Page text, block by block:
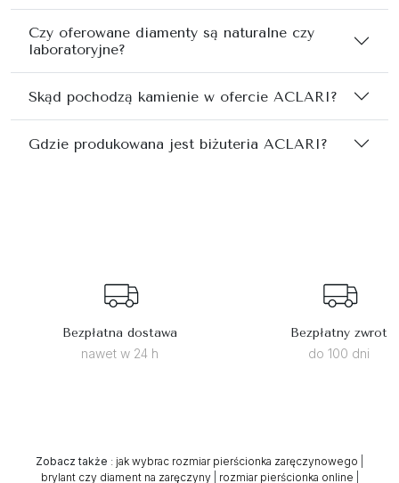
Czy oferowane diamenty są naturalne czy
laboratoryjne?
Skąd pochodzą kamienie w ofercie ACLARI?
Gdzie produkowana jest biżuteria ACLARI?
Bezpłatna dostawa
nawet w 24 h
Bezpłatny zwrot
do 100 dni
Zobacz także : jak wybrac rozmiar pierścionka zaręczynowego
brylant czy diament na zaręczyny| rozmiar pierścionka online